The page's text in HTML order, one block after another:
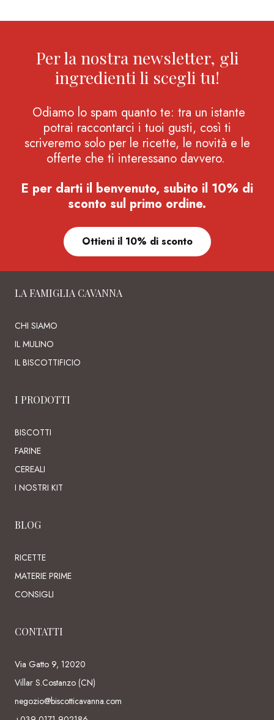
Per la nostra newsletter, gli
ingredienti li scegli tu!
Odiamo lo spam quanto te: tra un istante
potrai raccontarci i tuoi gusti, così ti
scriveremo solo per le ricette, le novità e le
offerte che ti interessano davvero.
E per darti il benvenuto, subito il 10% di
sconto sul primo ordine.
Ottieni il 10% di sconto
LA FAMIGLIA CAVANNA
CHI SIAMO
IL MULINO
IL BISCOTTIFICIO
I PRODOTTI
BISCOTTI
FARINE
CEREALI
I NOSTRI KIT
BLOG
RICETTE
MATERIE PRIME
CONSIGLI
CONTATTI
Via Gatto 9, 12020
Villar S.Costanzo (CN)
negozio@biscotticavanna.com